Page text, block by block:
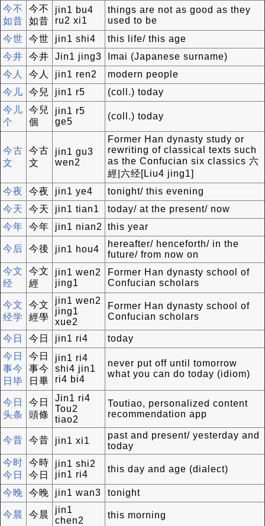
今不
如昔
今不
如昔
jin1 bu4
ru2 xi1
things are not as good as they
used to be
今世
今世 jin1 shi4
this life/ this age
今井
今井 Jin1 jing3
Imai (Japanese surname)
今人
今人 jin1 ren2
modern people
今儿
今兒 jin1 r5
(coll.) today
今儿
个
今兒
個
jin1 r5
ge5
(coll.) today
今古
文
今古
文
jin1 gu3
wen2
Former Han dynasty study or
rewriting of classical texts such
as the Confucian six classics 六
經|六经[Liu4 jing1]
今夜
今夜 jin1 ye4
tonight/ this evening
今天
今天 jin1 tian1
today/ at the present/ now
今年
今年 jin1 nian2 this year
今后 今後 jin1 hou4
hereafter/ henceforth/ in the
future/ from now on
今文
经
今文
經
jin1 wen2
jing1
Former Han dynasty school of
Confucian scholars
今文
经学
今文
經學
jin1 wen2
jing1
xue2
Former Han dynasty school of
Confucian scholars
今日 今日 jin1 ri4
today
今日
事今
日毕
今日
事今
日畢
jin1 ri4
shi4 jin1
ri4 bi4
never put off until tomorrow
what you can do today (idiom)
今日
头条
今日
頭條
Jin1 ri4
Tou2
tiao2
Toutiao, personalized content
recommendation app
今昔 今昔 jin1 xi1
past and present/ yesterday and
today
今时
今日
今時
今日
jin1 shi2
jin1 ri4
this day and age (dialect)
今晚 今晚 jin1 wan3 tonight
今晨 今晨
jin1
chen2
this morning